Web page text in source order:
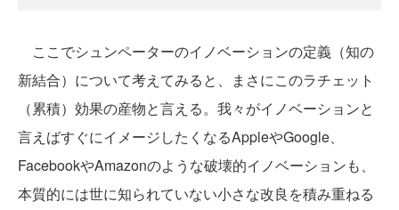
ここでシュンペーターのイノベーションの定義（知の
新結合）について考えてみると、まさにこのラチェット
（累積）効果の産物と言える。我々がイノベーションと
言えばすぐにイメージしたくなるAppleやGoogle、
FacebookやAmazonのような破壊的イノベーションも、
本質的には世に知られていない小さな改良を積み重ねる